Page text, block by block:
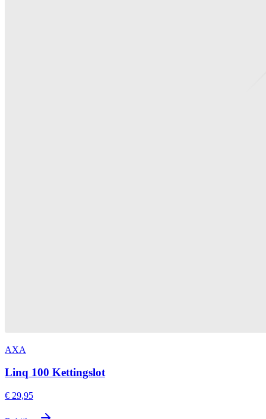
AXA
Linq 100 Kettingslot
€ 29,95